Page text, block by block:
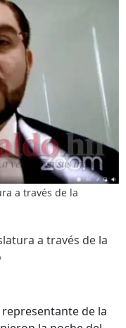
a través de la
a través de la
de la